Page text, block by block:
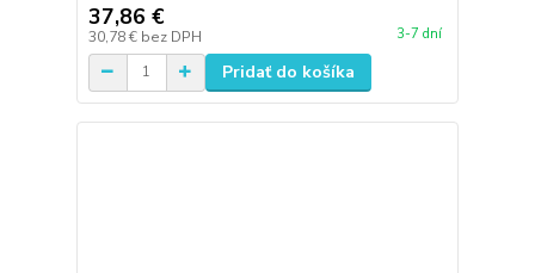
37,86 €
30,78 € bez DPH 3-7 dní
Pridať do košíka